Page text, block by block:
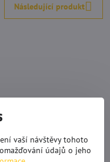
Následující produkt
vaší návštěvy tohoto
údajů o jeho